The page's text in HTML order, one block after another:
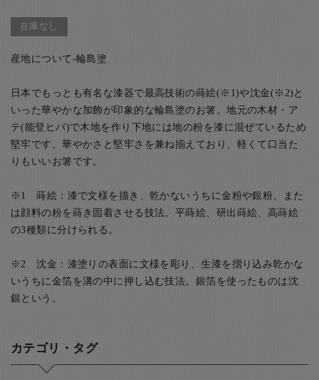
在庫なし
産地について-輪島塗
日本でもっとも有名な漆器で最高技術の蒔絵(※1)や沈金(※2)と
いった華やかな加飾が印象的な輪島塗のお箸。地元の木材・ア
テ(能登ヒバ)で木地を作り下地には地の粉を漆に混ぜているため
堅牢です。華やかさと堅牢さを兼ね揃えており、軽くて口当た
りもいいお箸です。
※1 蒔絵：漆で文様を描き、乾かないうちに金粉や銀粉、また
は顔料の粉を蒔き固着させる技法。平蒔絵、研出蒔絵、高蒔絵
の3種類に分けられる。
※2 沈金：漆塗りの表面に文様を彫り、生漆を摺り込み乾かな
いうちに金箔を溝の中に押し込む技法。銀箔を使ったものは沈
銀という。
カテゴリ・タグ